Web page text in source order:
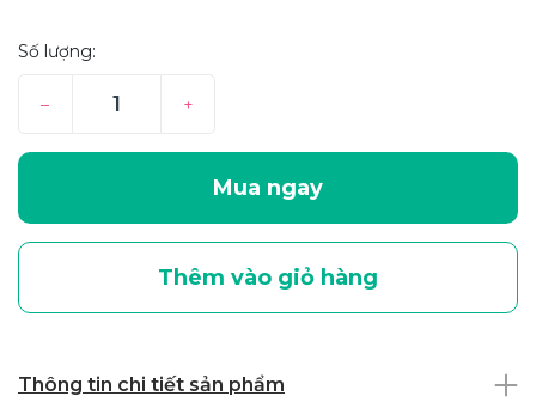
Số lượng:
– +
Mua ngay
Thêm vào giỏ hàng
Thông tin chi tiết sản phẩm